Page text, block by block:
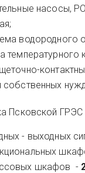
насосы,
водородного
собственных
Псковской ГРЭС
- выходных
шкафов -